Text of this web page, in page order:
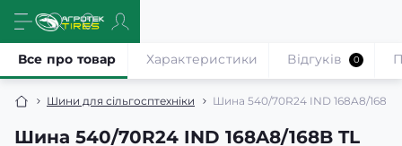
Шини для сільгосптехніки Шина 540/70R24 IND 168A8/168B
Шина 540/70R24 IND 168A8/168B TL
Все про товар Характеристики Відгуків 0